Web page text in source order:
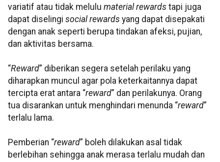
variatif atau tidak melulu material rewards tapi juga
dapat diselingi social rewards yang dapat disepakati
dengan anak seperti berupa tindakan afeksi, pujian,
dan aktivitas bersama.
“Reward” diberikan segera setelah perilaku yang
diharapkan muncul agar pola keterkaitannya dapat
tercipta erat antara “reward” dan perilakunya. Orang
tua disarankan untuk menghindari menunda “reward”
terlalu lama.
Pemberian “reward” boleh dilakukan asal tidak
berlebihan sehingga anak merasa terlalu mudah dan